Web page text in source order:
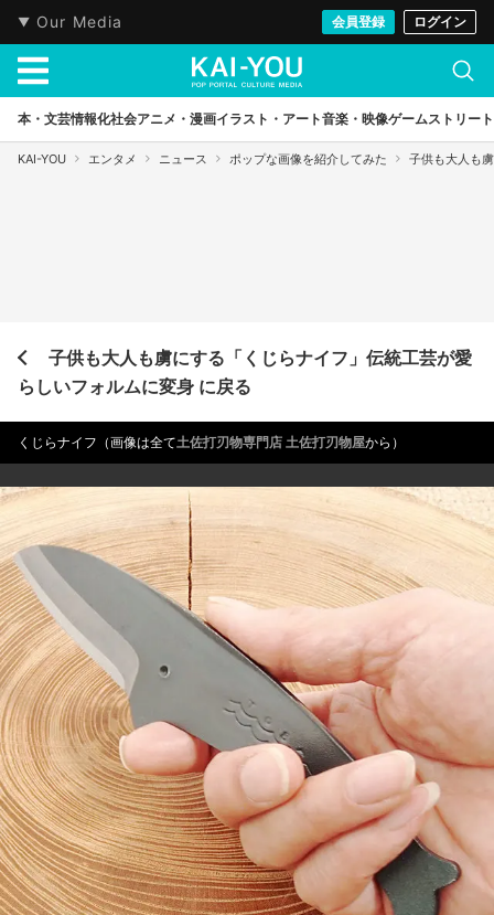
Our Media 会員登録 ログイン
本・文芸情報化社会アニメ・漫画イラスト・アート音楽・映像ゲームストリート
KAI-YOU エンタメ ニュース ポップな画像を紹介してみた 子供も大人も
子供も大人も虜にする「くじらナイフ」伝統工芸が愛
らしいフォルムに変身 に戻る
くじらナイフ（画像は全て土佐打刃物専門店 土佐打刃物屋から）